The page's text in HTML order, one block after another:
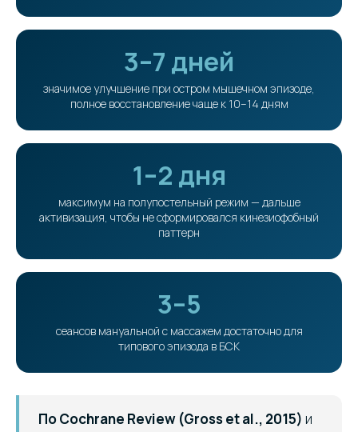
3–7 дней
значимое улучшение при остром мышечном эпизоде,
полное восстановление чаще к 10–14 дням
1–2 дня
максимум на полупостельный режим — дальше
активизация, чтобы не сформировался кинезиофобный
паттерн
3–5
сеансов мануальной с массажем достаточно для
типового эпизода в БСК
По Cochrane Review (Gross et al., 2015) и